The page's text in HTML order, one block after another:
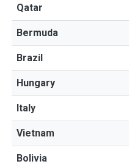
Qatar
Bermuda
Brazil
Hungary
Italy
Vietnam
Bolivia